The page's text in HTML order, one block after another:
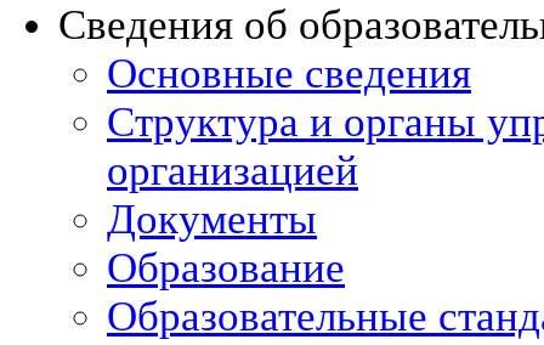
Сведения об
Основные сведения
Структура и органы
организацией
Документы
Образование
Образовательные